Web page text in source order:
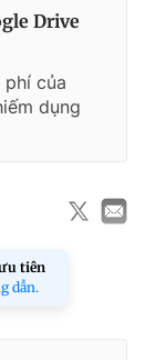
Drive
phí của
dụng
tiên
dẫn.